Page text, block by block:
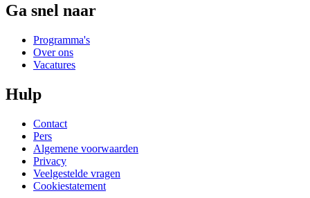
Ga snel naar
Programma's
Over ons
Vacatures
Hulp
Contact
Pers
Algemene voorwaarden
Privacy
Veelgestelde vragen
Cookiestatement